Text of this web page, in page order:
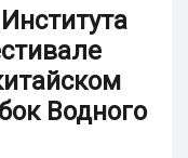
Водного